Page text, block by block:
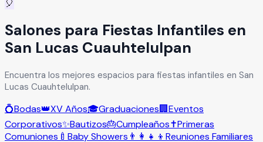
🎈
Salones para Fiestas Infantiles en
San Lucas Cuauhtelulpan
Encuentra los mejores espacios para fiestas infantiles en San
Lucas Cuauhtelulpan.
💍Bodas👑XV Años🎓Graduaciones🏢Eventos
Corporativos✨Bautizos🎂Cumpleaños✝️Primeras
Comuniones 🍼 Baby Showers 👨‍👩‍👧‍👦 Reuniones Familiares